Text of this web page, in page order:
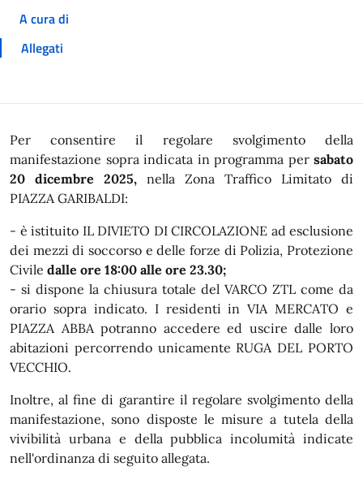
A cura di
Allegati
In dettaglio
Per consentire il regolare svolgimento della
manifestazione sopra indicata in programma per sabato
20 dicembre 2025, nella Zona Traffico Limitato di
PIAZZA GARIBALDI:
- è istituito IL DIVIETO DI CIRCOLAZIONE ad esclusione
dei mezzi di soccorso e delle forze di Polizia, Protezione
Civile dalle ore 18:00 alle ore 23.30;
- si dispone la chiusura totale del VARCO ZTL come da
orario sopra indicato. I residenti in VIA MERCATO e
PIAZZA ABBA potranno accedere ed uscire dalle loro
abitazioni percorrendo unicamente RUGA DEL PORTO
VECCHIO.
Inoltre, al fine di garantire il regolare svolgimento della
manifestazione, sono disposte le misure a tutela della
vivibilità urbana e della pubblica incolumità indicate
nell'ordinanza di seguito allegata.